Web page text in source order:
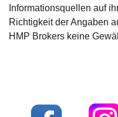
Informationsquellen auf
Richtigkeit der Angaben
HMP Brokers keine